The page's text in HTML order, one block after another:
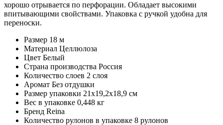
хорошо отрывается по перфорации. Обладает высокими
впитывающими свойствами. Упаковка с ручкой удобна для
переноски.
Размер 18 м
Материал Целлюлоза
Цвет Белый
Страна производства Россия
Количество слоев 2 слоя
Аромат Без отдушки
Размер упаковки 21х19,2х18,9 см
Вес в упаковке 0,448 кг
Бренд Reina
Количество рулонов в упаковке 8 рулонов